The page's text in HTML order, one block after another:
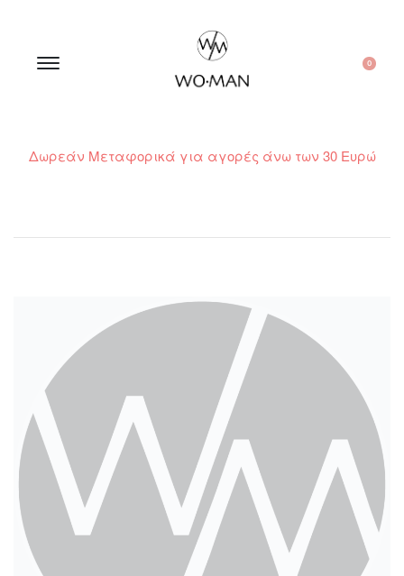
0
Δωρεάν Μεταφορικά για αγορές άνω των 30 Ευρώ